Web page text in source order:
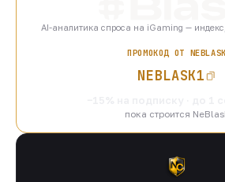
AI-аналитика спроса на iGaming —
ПРОМОКОД ОТ NEBLASK
NEBLASK1
пока строится